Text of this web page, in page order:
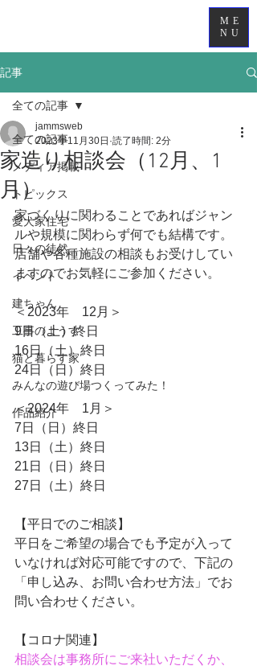
ME
NU
記事
全ての記事
メディア掲載
トピックス
愛犬家住宅
日々の徒然
イベント
建ちゃん
工事のようす
猫と暮らす家
みんなの遊び場つくってみた！
作品紹介
全ての記事
家造り相談会（12月、1
月）
jammsweb
2023年11月30日 読了時間: 2分
家づくりに関わることであればジャン
ルや規模に関わらず何でも結構です。
店舗や各種施設の相談もお受けしてい
ますのでお気軽にご参加ください。
＜2023年　12月＞
9日（土）終日
16日（土）終日
24日（日）終日
＜2024年　1月＞
7日（日）終日
13日（土）終日
21日（日）終日
27日（土）終日
【平日でのご相談】
平日 をご希望の場合でも予定が入って
いなければ対応可能ですので、下記の
「 申し込み、お問い合わせ方法」 でお
問い合わせください。
【コロナ関連】
相談会は事務所にご来社いただくか、